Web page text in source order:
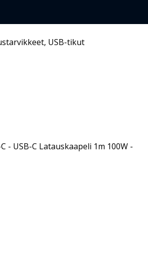
, USB-tikut
- USB-C Latauskaapeli 1m 100W -